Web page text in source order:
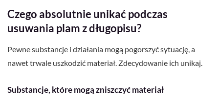
Czego absolutnie unikać podczas
usuwania plam z długopisu?
Pewne substancje i działania mogą pogorszyć sytuację, a
nawet trwale uszkodzić materiał. Zdecydowanie ich unikaj.
Substancje, które mogą zniszczyć materiał